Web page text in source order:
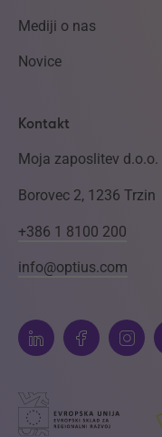
Mediji o nas
Novice
Kontakt
Moja zaposlitev d.o.o.
Borovec 2, 1236 Trzin
+386 1 8100 200
info@optius.com